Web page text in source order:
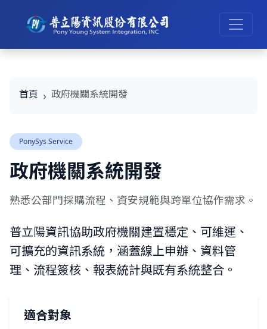
首頁 政府機關系統開發
PonySys Service
政府機關系統開發
熟悉公部門採購流程、資安規範與跨單位協作需求。
普立陽資訊協助政府機關建置穩定、可維運、
可擴充的資訊系統，涵蓋線上申辦、資料管
理、流程簽核、報表統計與既有系統整合。
適合對象